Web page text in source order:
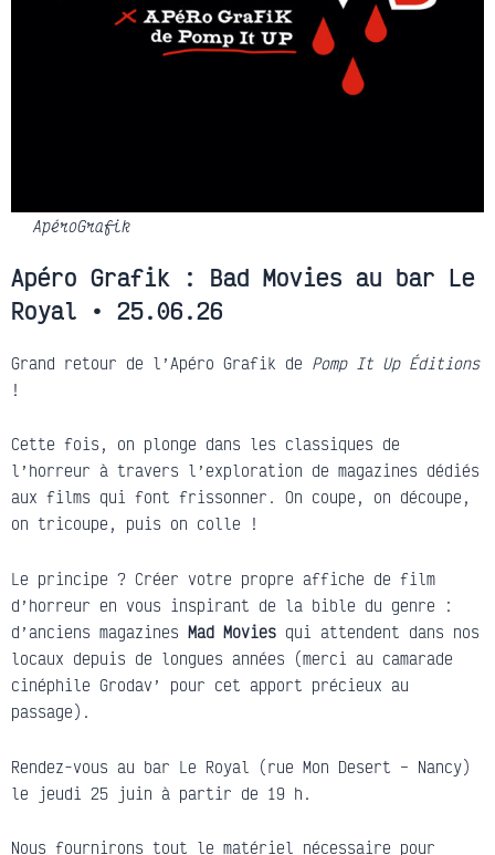
ApéroGrafik
Apéro Grafik : Bad Movies au bar Le
Royal • 25.06.26
Grand retour de l’Apéro Grafik de Pomp It Up Éditions
!
Cette fois, on plonge dans les classiques de
l’horreur à travers l’exploration de magazines dédiés
aux films qui font frissonner. On coupe, on découpe,
on tricoupe, puis on colle !
Le principe ? Créer votre propre affiche de film
d’horreur en vous inspirant de la bible du genre :
d’anciens magazines Mad Movies qui attendent dans nos
locaux depuis de longues années (merci au camarade
cinéphile Grodav’ pour cet apport précieux au
passage).
Rendez-vous au bar Le Royal (rue Mon Desert – Nancy)
le jeudi 25 juin à partir de 19 h.
Nous fournirons tout le matériel nécessaire pour